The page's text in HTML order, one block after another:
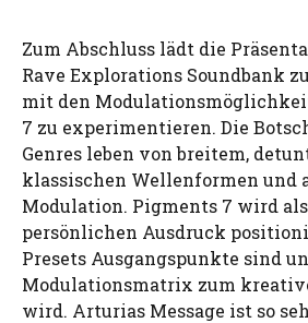
Zum Abschluss lädt die
Rave Explorations Soundbank
mit den
7 zu experimentieren. Die
Genres leben von breitem,
klassischen Wellenformen und
Modulation. Pigments 7 wird
persönlichen Ausdruck
Presets Ausgangspunkte sind
Modulationsmatrix zum
wird. Arturias Message ist so